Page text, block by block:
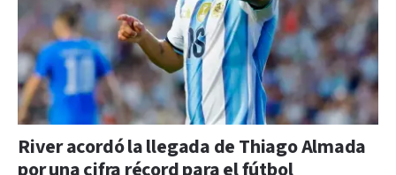
River acordó la llegada de Thiago Almada